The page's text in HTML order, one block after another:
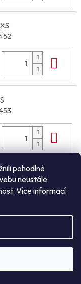
pohodlné
neustále
Více informací
Do